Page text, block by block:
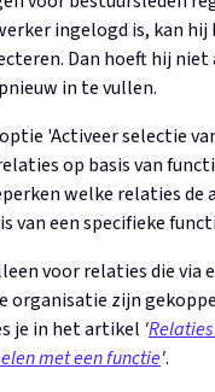
ingelogd is, kan hij
Dan hoeft hij niet
in te vullen.
'Activeer selectie
op basis van
welke relaties de
van een specifieke
voor relaties die via
organisatie zijn
je in het artikel '
met een functie'.